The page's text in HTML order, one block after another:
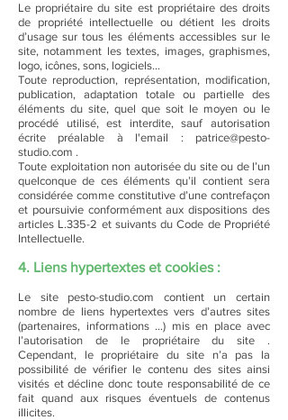
Le propriétaire du site est propriétaire des droits
de propriété intellectuelle ou détient les droits
d’usage sur tous les éléments accessibles sur le
site, notamment les textes, images, graphismes,
logo, icônes, sons, logiciels…
Toute reproduction, représentation, modification,
publication, adaptation totale ou partielle des
éléments du site, quel que soit le moyen ou le
procédé utilisé, est interdite, sauf autorisation
écrite préalable à l'email : patrice@pesto-
studio.com .
Toute exploitation non autorisée du site ou de l’un
quelconque de ces éléments qu’il contient sera
considérée comme constitutive d’une contrefaçon
et poursuivie conformément aux dispositions des
articles L.335-2 et suivants du Code de Propriété
Intellectuelle.
4. Liens hypertextes et cookies :
Le site pesto-studio.com contient un certain
nombre de liens hypertextes vers d’autres sites
(partenaires, informations …) mis en place avec
l’autorisation de le propriétaire du site .
Cependant, le propriétaire du site n’a pas la
possibilité de vérifier le contenu des sites ainsi
visités et décline donc toute responsabilité de ce
fait quand aux risques éventuels de contenus
illicites.